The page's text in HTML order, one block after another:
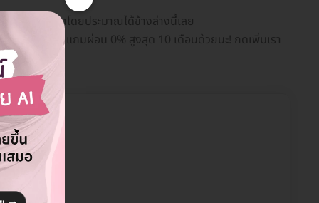
กจและราคาโดยประมาณได้ข้างล่างนี้เลย
คชแบ็กให้ แถมผ่อน 0% สูงสุด 10 เดือนด้วยนะ! กดเพิ่มเรา